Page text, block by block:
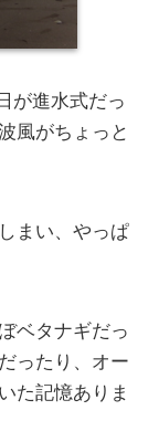
が進水式だっ
風がちょっと
まい、やっぱ
ベタナギだっ
ったり、オー
た記憶ありま